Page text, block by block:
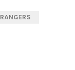
RANGERS